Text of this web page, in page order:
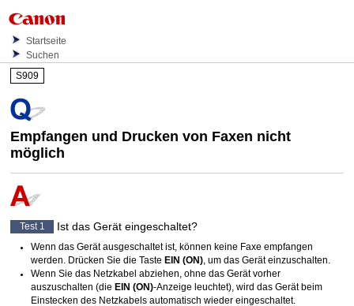
Startseite
Suchen
S909
Empfangen und Drucken von Faxen nicht
möglich
Test 1 Ist das Gerät eingeschaltet?
Wenn das Gerät ausgeschaltet ist, können keine Faxe empfangen
werden.
Drücken Sie die Taste EIN (ON) , um das Gerät einzuschalten.
Wenn Sie das Netzkabel abziehen, ohne das Gerät vorher
auszuschalten (die EIN (ON)-Anzeige leuchtet), wird das Gerät beim
Einstecken des Netzkabels automatisch wieder eingeschaltet.